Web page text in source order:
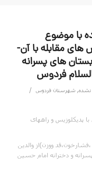
با موضوع
مقابله با آن-
های پسرانه
فردوس
نشده, شهرستان فردوس /
پدیکلوزیس و راههای
ووزن)از والدین
و دخترانه امام حسین